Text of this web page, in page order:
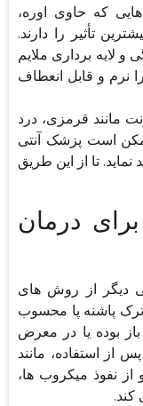
که حاوی اوره،
تأثیر را دارند.
لایه برداری ملایم
نرم و قابل انعطاف
مانند قرمزی، درد
است پزشک آنتی
تا از این طریق
برای درمان
دیگر از روش های
ترک پاشنه پا محسوب
بوده یا در معرض
از استفاده، مانند
نفوذ میکروب ها،